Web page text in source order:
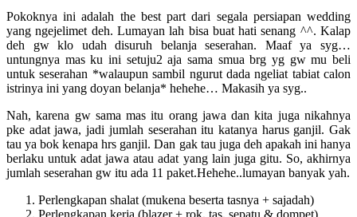
Pokoknya ini adalah the best part dari segala persiapan wedding
yang ngejelimet deh. Lumayan lah bisa buat hati senang ^^. Kalap
deh gw klo udah disuruh belanja seserahan. Maaf ya syg…
untungnya mas ku ini setuju2 aja sama smua brg yg gw mu beli
untuk seserahan *walaupun sambil ngurut dada ngeliat tabiat calon
istrinya ini yang doyan belanja* hehehe… Makasih ya syg..
Nah, karena gw sama mas itu orang jawa dan kita juga nikahnya
pke adat jawa, jadi jumlah seserahan itu katanya harus ganjil. Gak
tau ya bok kenapa hrs ganjil. Dan gak tau juga deh apakah ini hanya
berlaku untuk adat jawa atau adat yang lain juga gitu. So, akhirnya
jumlah seserahan gw itu ada 11 paket.Hehehe..lumayan banyak yah.
Perlengkapan shalat (mukena beserta tasnya + sajadah)
Perlengkapan kerja (blazer + rok, tas, sepatu & dompet)